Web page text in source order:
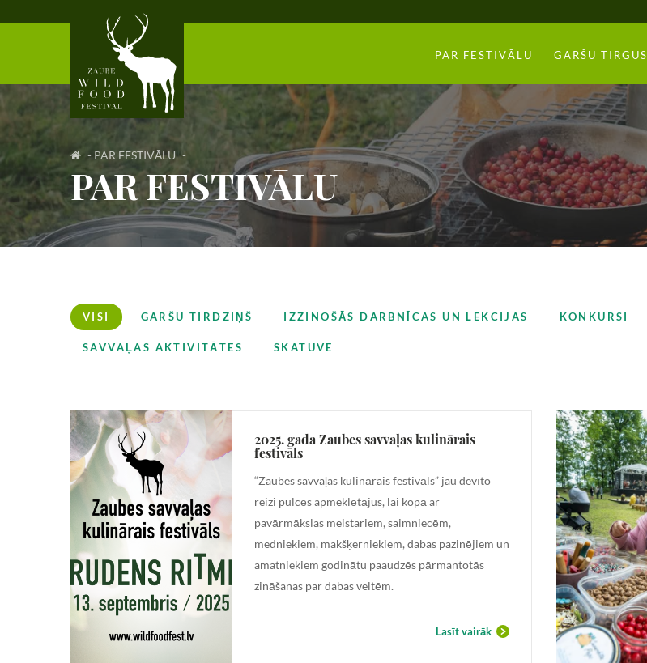
PAR FESTIVĀLU GARŠU TIRGUS
- PAR FESTIVĀLU -
PAR FESTIVĀLU
VISI GARŠU TIRDZIŅŠ IZZINOŠĀS DARBNĪCAS UN LEKCIJAS KONKURSI
SAVVAĻAS AKTIVITĀTES SKATUVE
2025. gada Zaubes savvaļas kulinārais
festivāls
“Zaubes savvaļas kulinārais festivāls” jau devīto
reizi pulcēs apmeklētājus, lai kopā ar
pavārmākslas meistariem, saimniecēm,
medniekiem, makšķerniekiem, dabas pazinējiem un
amatniekiem godinātu paaudzēs pārmantotās
zināšanas par dabas veltēm.
Lasīt vairāk